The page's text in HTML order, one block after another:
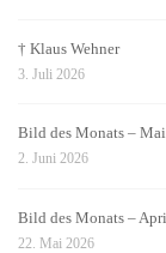
† Klaus Wehner
3. Juli 2026
Bild des Monats –
2. Juni 2026
Bild des Monats –
22. Mai 2026